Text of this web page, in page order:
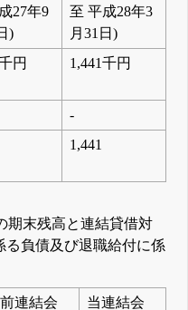
27年9
)
至 平成28年3
月31日)
円 1,441千円
-
1,441
期末残高と連結貸借対
る負債及び退職給付に係
前連結会
当連結会